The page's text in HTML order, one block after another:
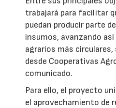
trabajará para facilitar
puedan producir parte
insumos, avanzando
agrarios más
desde Cooperativas
comunicado.
Para ello, el proyecto
el aprovechamiento de